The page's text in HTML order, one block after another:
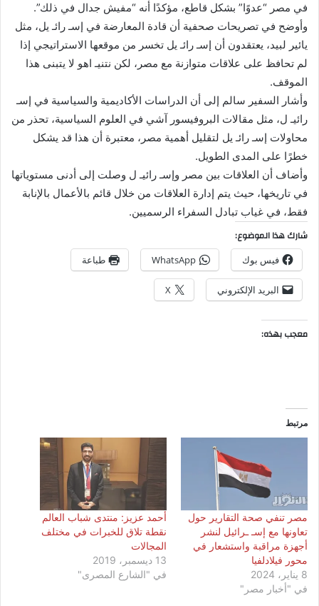
في مصر “عدوًا” بشكل قاطع، مؤكدًا أنه “مفيش جدال في ذلك”.
وأوضح في تصريحات صحفية أن قادة المعارضة في إسـ رائـ يل، مثل
يائير لبيد، يعتقدون أن إسـ رائـ يل تخسر من موقعها الاستراتيجي إذا
لم تحافظ على علاقات متوازنة مع مصر، لكن نتنيـ اهو لا يتبنى هذا
الموقف.
وأشار السفير سالم إلى أن الدراسات الأكاديمية والسياسية في إسـ
رائيـ ل، مثل مقالات البروفيسور آشي في العلوم السياسية، تحذر من
محاولات إسـ رائـ يل لتقليل أهمية مصر، معتبرة أن هذا قد يشكل
خطرًا على المدى الطويل.
وأضاف أن العلاقات بين مصر وإسـ رائيـ ل وصلت إلى أدنى مستوياتها
في تاريخها، حيث يتم إدارة العلاقات من خلال قائم بالأعمال بالإنابة
فقط، في غياب تبادل السفراء الرسميين.
شارك هذا الموضوع:
فيس بوك WhatsApp طباعة
البريد الإلكتروني X
معجب بهذه:
مرتبط
مصر تنفي صحة التقارير حول
تعاونها مع إسـ ـرائيل لنشر
أجهزة مراقبة واستشعار في
محور فيلادلفيا
8 يناير، 2024
في "أخبار مصر"
أحمد عزيز: منتدى شباب العالم
نقطة تلاق للخبرات في مختلف
المجالات
13 ديسمبر، 2019
في "الشارع المصرى"